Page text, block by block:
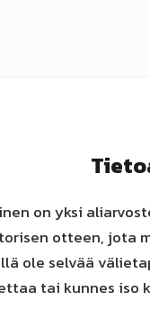
on yksi
otteen, jota
ole selvää
tai kunnes iso